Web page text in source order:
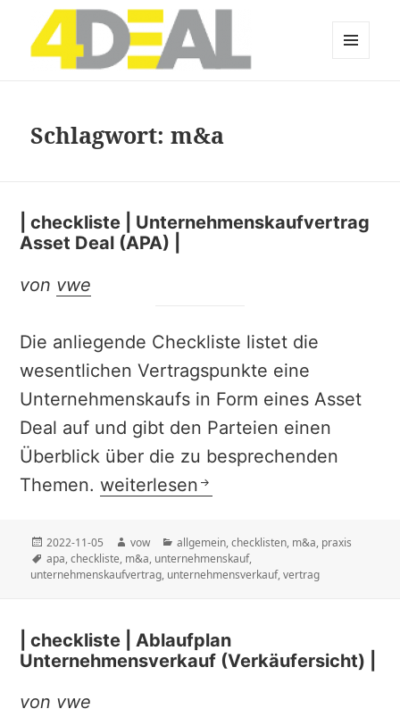
Schlagwort:m&a
| checkliste | Unternehmenskaufvertrag
Asset Deal (APA) |
von vwe
Die anliegende Checkliste listet die
wesentlichen Vertragspunkte eine
Unternehmenskaufs in Form eines Asset
Deal auf und gibt den Parteien einen
Überblick über die zu besprechenden
Themen.| checkliste |
weiterlesen
Veröffentlicht
am
2022-11-05 Autor
vow Kategorien
allgemein,checklisten, m&a, praxis
Schlagwörter
apa,checkliste, m&a, unternehmenskauf,
unternehmenskaufvertrag, unternehmensverkauf,vertrag
| checkliste | Ablaufplan
Unternehmensverkauf (Verkäufersicht) |
von vwe